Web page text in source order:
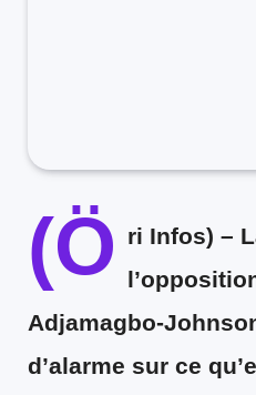
(Ö ri Infos) –
Adjamagbo-
d’alarme sur ce